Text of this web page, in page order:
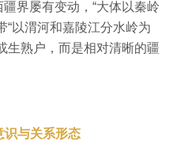
疆界屡有变动，“大体以秦岭
“以渭河和嘉陵江分水岭为
生熟户，而是相对清晰的疆
识与关系形态